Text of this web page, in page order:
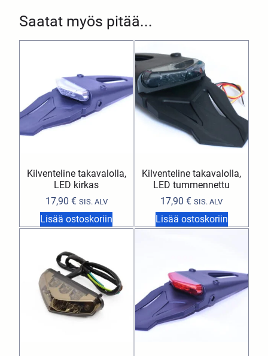
Saatat myös pitää...
Kilventeline takavalolla,
LED kirkas
17,90 € SIS. ALV
Lisää ostoskoriin
Kilventeline takavalolla,
LED tummennettu
17,90€ SIS. ALV
Lisää ostoskoriin